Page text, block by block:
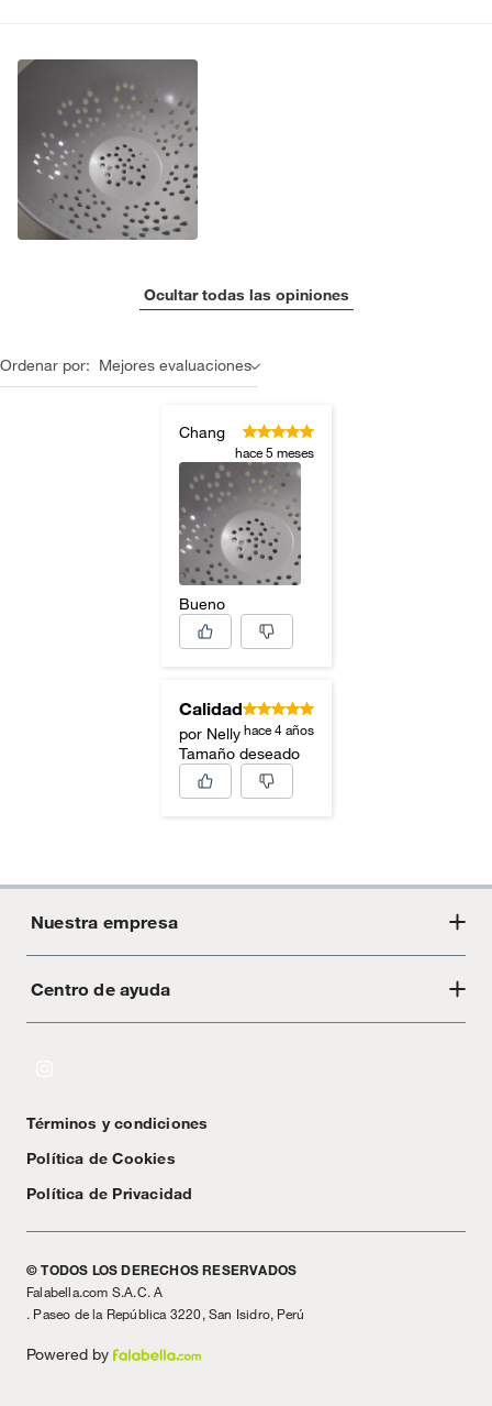
Ocultar todas las opiniones
Ordenar por: Mejores evaluaciones
Chang
hace 5 meses
Bueno
Calidad
por Nelly hace 4 años
Tamaño deseado
Nuestra empresa
Acerca de Crate
Centro de ayuda
Textos Legales
Términos y condiciones
Política de Cookies
Política de Privacidad
© TODOS LOS DERECHOS RESERVADOS
Falabella.com S.A.C. A
. Paseo de la República 3220, San Isidro, Perú
Powered by